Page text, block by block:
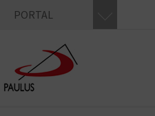
PORTAL